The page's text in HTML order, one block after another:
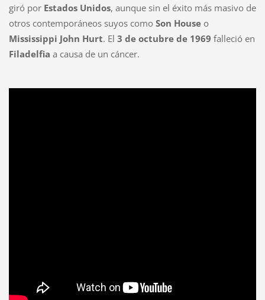
giró por Estados Unidos, aunque sin el éxito más masivo de
otros contemporáneos suyos como Son Houseo
Mississippi John Hurt. El 3 de octubre de 1969 falleció en
Filadelfia a causa de un cáncer.